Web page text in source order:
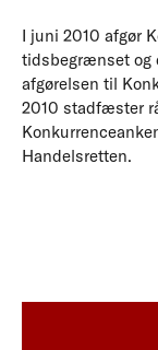
I juni 2010 afgør
tidsbegrænset og
afgørelsen til
2010 stadfæster
Handelsretten.